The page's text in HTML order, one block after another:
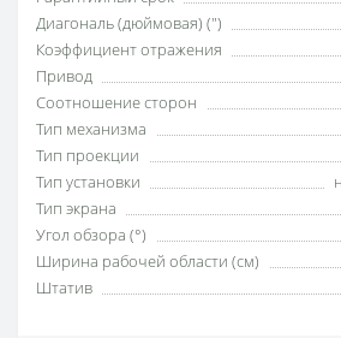
Диагональ (дюймовая) (")
Коэффициент отражения
Привод
Соотношение сторон
Тип механизма
Тип проекции
Тип установки
Тип экрана
Угол обзора (°)
Ширина рабочей области (см)
Штатив